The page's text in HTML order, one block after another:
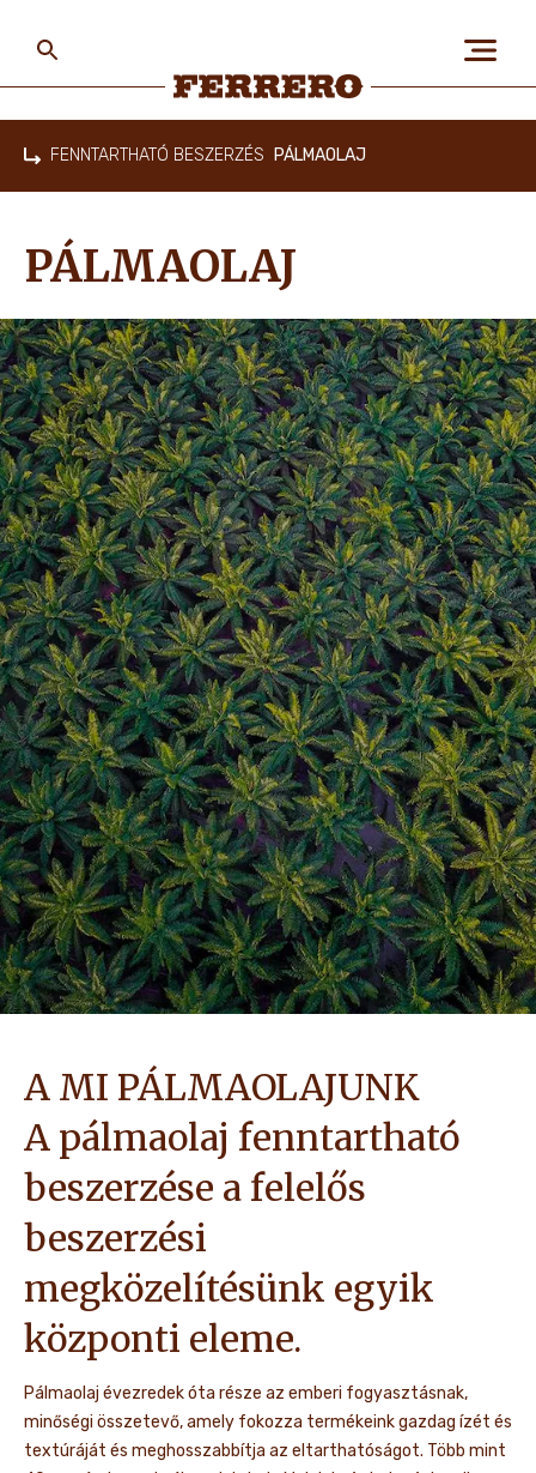
RÓLUNK
EMBEREK & BOLYGÓ
MÁRKÁINK
KARRIER
HÍREK & ÉRDEKESSÉGEK
main
content
FENNTARTHATÓ BESZERZÉS PÁLMAOLAJ
PÁLMAOLAJ
A MI PÁLMAOLAJUNK
A pálmaolaj fenntartható
beszerzése a felelős
beszerzési
megközelítésünk egyik
központi eleme.
Pálmaolaj évezredek óta része az emberi fogyasztásnak,
minőségi összetevő, amely fokozza termékeink gazdag ízét és
textúráját és meghosszabbítja az eltarthatóságot. Több mint